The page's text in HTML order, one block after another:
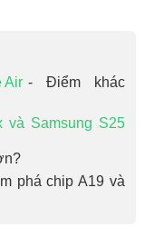
Air - Điểm khác
và Samsung S25
phá chip A19 và